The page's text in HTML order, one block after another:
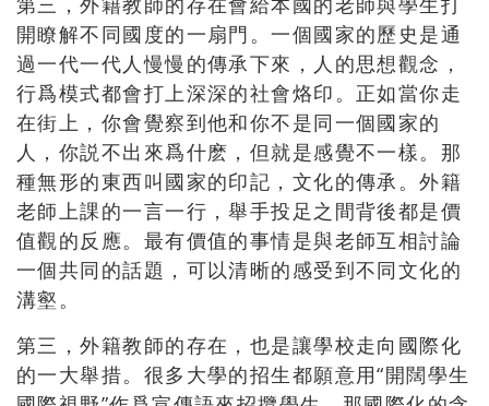
開瞭解不同國度的一扇門。一個國家的歷史是通
過一代一代人慢慢的傳承下來，人的思想觀念，
行爲模式都會打上深深的社會烙印。正如當你走
在街上，你會覺察到他和你不是同一個國家的
人，你説不出來爲什麽，但就是感覺不一樣。那
種無形的東西叫國家的印記，文化的傳承。外籍
老師上課的一言一行，舉手投足之間背後都是價
值觀的反應。最有價值的事情是與老師互相討論
一個共同的話題，可以清晰的感受到不同文化的
溝壑。
第三，外籍教師的存在，也是讓學校走向國際化
的一大舉措。很多大學的招生都願意用“開闊學生